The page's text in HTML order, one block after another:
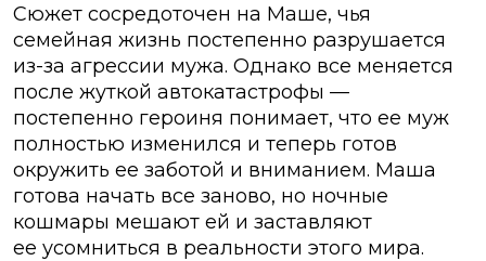
Сюжет сосредоточен на Маше, чья
семейная жизнь постепенно разрушается
из-за агрессии мужа. Однако все меняется
после жуткой автокатастрофы —
постепенно героиня понимает, что ее муж
полностью изменился и теперь готов
окружить ее заботой и вниманием. Маша
готова начать все заново, но ночные
кошмары мешают ей и заставляют
ее усомниться в реальности этого мира.